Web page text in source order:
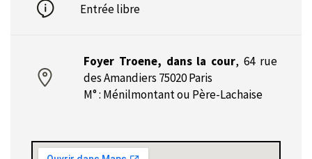
Entrée libre
Foyer Troene, dans la cour,64 rue
des Amandiers 75020 Paris
M° : Ménilmontant ou Père-Lachaise